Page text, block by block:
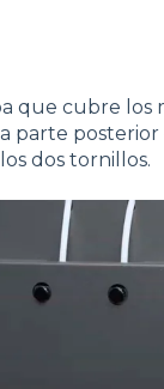
que cubre los
parte posterior
dos tornillos.